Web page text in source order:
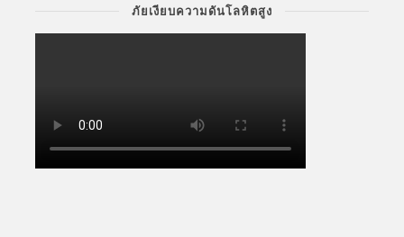
ภัยเงียบความดันโลหิตสูง